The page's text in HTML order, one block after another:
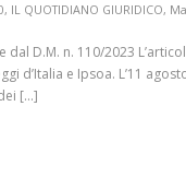
, IL QUOTIDIANO GIURIDICO,
D.M. n. 110/2023
d’Italia e Ipsoa. L’11
[…]